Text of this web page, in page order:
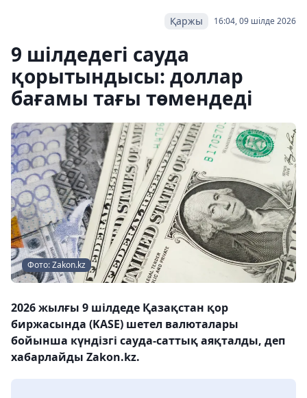
16:04, 09 шілде 2026
Қаржы
9 шілдедегі сауда
қорытындысы: доллар
бағамы тағы төмендеді
Фото: Zakon.kz
2026 жылғы 9 шілдеде Қазақстан қор
биржасында (KASE) шетел валюталары
бойынша күндізгі сауда-саттық аяқталды, деп
хабарлайды Zakon.kz.